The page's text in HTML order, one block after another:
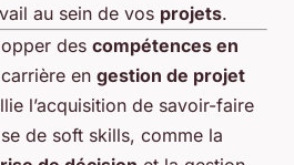
au sein de vos projets.
des compétences en
en gestion de projet
l’acquisition de savoir-faire
de soft skills, comme la